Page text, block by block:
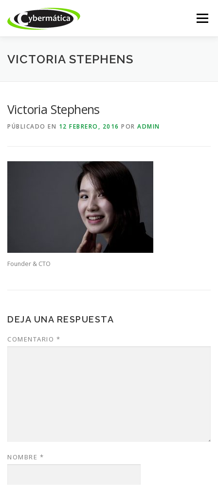
contenido
Menú
INICIO NUESTROS PRODUCTOS
TIENDA ONLINE SOPORTE
VICTORIA STEPHENS
Victoria Stephens
PÚBLICADO EN 12 FEBRERO, 2016 POR ADMIN
Founder & CTO
DEJA UNA RESPUESTA
COMENTARIO *
NOMBRE *